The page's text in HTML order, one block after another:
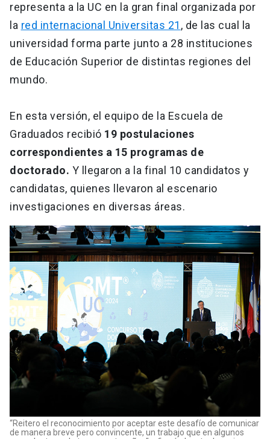
representa a la UC en la gran final organizada por
la red internacional Universitas 21 , de las cual la
universidad forma parte junto a 28 instituciones
de Educación Superior de distintas regiones del
mundo.
En esta versión, el equipo de la Escuela de
Graduados recibió 19 postulaciones
correspondientes a 15 programas de
doctorado. Y llegaron a la final 10 candidatos y
candidatas, quienes llevaron al escenario
investigaciones en diversas áreas.
“Reitero el reconocimiento por aceptar este desafío de comunicar
de manera breve pero convincente, un trabajo que en algunos